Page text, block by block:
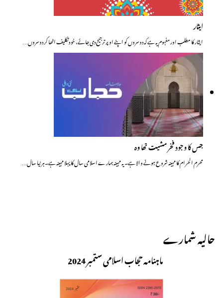
ایثار
ایثار کا مطلب اور مفہوم یہ ہے کہ دوسروں کو اپنے اوپر ترجیح دی جائے، خو دتکلیف اٹھا کر دوسروں…
جس کا وجود فخر مشیت تھا وہ
محرم الحرام کا مہینہ شروع ہونے والا ہے۔ یہ مہینہ ہمارے اسلامی سال کا پہلا مہینہ ہے۔ ہر نیا سال…
حالیہ شمارے
ماہنامہ حجاب اسلامی ستمبر 2024